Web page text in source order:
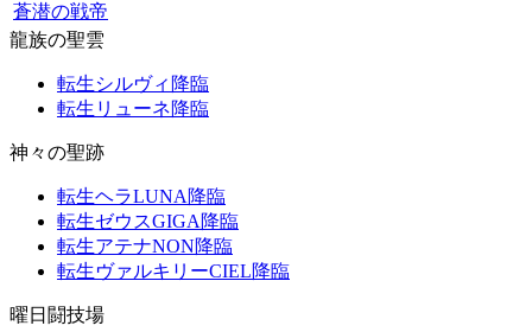
蒼潜の戦帝
龍族の聖雲
転生シルヴィ降臨
転生リューネ降臨
神々の聖跡
転生ヘラLUNA降臨
転生ゼウスGIGA降臨
転生アテナNON降臨
転生ヴァルキリーCIEL降臨
曜日闘技場